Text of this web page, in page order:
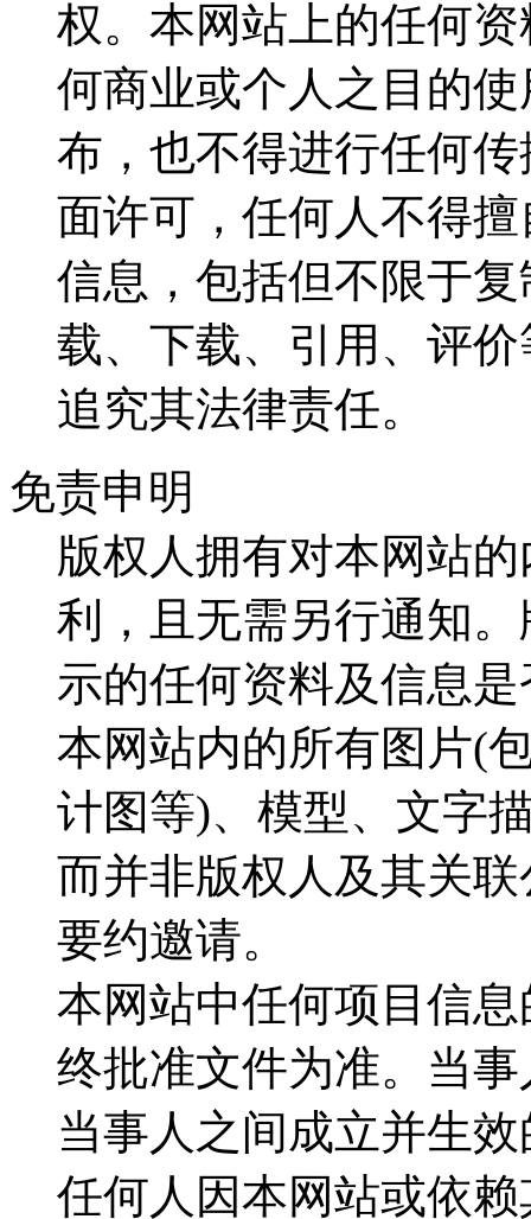
权。本网站上的任何
何商业或个人之目的
布，也不得进行任何
面许可，任何人不得
信息，包括但不限于
载、下载、引用、评
追究其法律责任。
免责申明
版权人拥有对本网站
利，且无需另行通知
示的任何资料及信息
本网站内的所有图片(
计图等)、模型、文字
而并非版权人及其关
要约邀请。
本网站中任何项目信
终批准文件为准。当
当事人之间成立并生
任何人因本网站或依